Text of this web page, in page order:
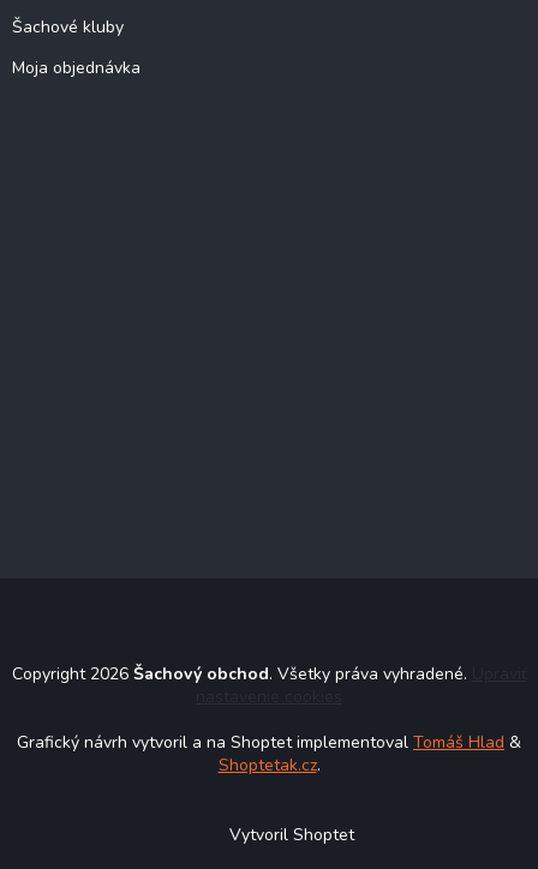
Šachové kluby
Moja objednávka
Copyright 2026 Šachový obchod. Všetky práva vyhradené.
Grafický návrh vytvoril a na Shoptet implementoval Tomáš Hlad &
Shoptetak.cz.
Vytvoril Shoptet